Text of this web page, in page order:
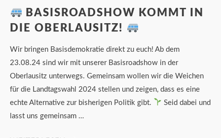
BASISROADSHOW KOMMT IN
DIE OBERLAUSITZ!
Wir bringen Basisdemokratie direkt zu euch! Ab dem
23.08.24 sind wir mit unserer Basisroadshow in der
Oberlausitz unterwegs. Gemeinsam wollen wir die Weichen
für die Landtagswahl 2024 stellen und zeigen, dass es eine
echte Alternative zur bisherigen Politik gibt.
Seid dabei und
lasst uns gemeinsam …